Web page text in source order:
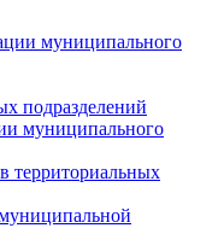
муниципального
подразделений
муниципального
территориальных